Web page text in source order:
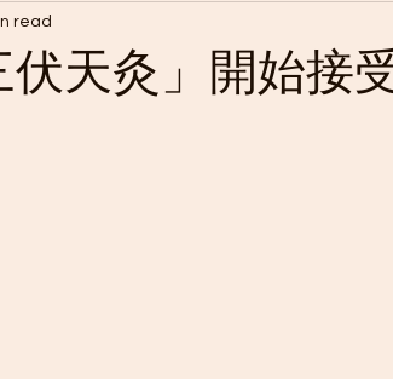
天灸」開始接
read